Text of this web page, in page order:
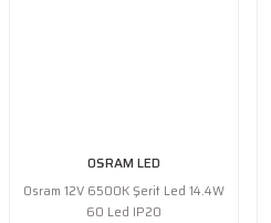
OSRAM LED
Osram 12V 6500K Şerit Led 14.4W
60 Led IP20